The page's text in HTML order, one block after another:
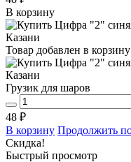
В корзину
Товар добавлен в
Грузик для шаров
48 ₽
В корзину Продолжить
Скидка!
Быстрый просмотр